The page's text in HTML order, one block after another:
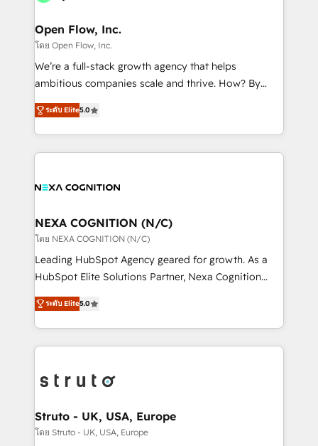
greatness, which is achieved through creating
absolute clarity, derived from a well-defined
strategy, executed well, and reported on with clear
results. The culture is driven by core values; Joy, Grit,
Mindedness, and Clarity. We are driven to win for the
collective good of the company and its clientele, and
Open Flow, Inc.
โดย Open Flow, Inc.
We’re a full-stack growth agency that helps
ambitious companies scale and thrive. How? By
upgrading and streamlining every single revenue-
generating aspect of your business. We’re proud
HubSpot Elite Solutions Partners and devout CRM
nerds who can harness HubSpot’s custom digital
experience. Working hand-in-hand with your team,
traffic, generates better leads and crushes your
revenue goals. We've worked with thousands of
HubSpot customers and we'd love to work with you
too! Clients come to us for: Advanced CRM solutions
HubSpot Data System Migrations between systems
to HubSpot New lead generation strategies Time-
website development Award-winning creative
design We live and breathe HubSpot and are ready
ระดับ Elite5.0
NEXA COGNITION (N/C)
โดย NEXA COGNITION (N/C)
Leading HubSpot Agency geared for growth. As a
HubSpot Elite Solutions Partner, Nexa Cognition
ranks in the top 1% of global HubSpot Partners and
has been one of the longest-standing partners since
2012. We empower businesses to harness the full
potential of HubSpot by combining strategic
bespoke HubSpot solutions tailored to drive
Choose Nexa Cognition? 🚀 HubSpot Expertise: Our
certified team specialises in CRM implementation,
ระดับ Elite5.0
Struto - UK, USA, Europe
โดย Struto - UK, USA, Europe